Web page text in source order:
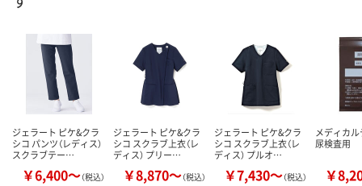
数量
カゴへ カゴへ カ
ジェラート ピケ&クラ
シコ パンツ（レディス）
スクラブテー…
￥6,400～（税込）
ジェラート ピケ&クラ
シコ スクラブ上衣（レ
ディス） プリー…
￥8,870～（税込）
ジェラート ピケ&クラ
シコ スクラブ上衣（レ
ディス） プルオ…
￥7,430～（税込）
メディカ
尿検査用
￥